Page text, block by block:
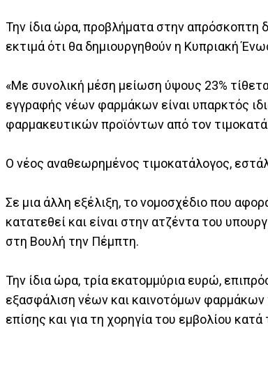
Την ίδια ώρα, προβλήματα στην απρόσκοπτη
εκτιμά ότι θα δημιουργηθούν η Κυπριακή
«Με συνολική μέση μείωση ύψους 23%
εγγραφής νέων φαρμάκων είναι υπαρκτός
φαρμακευτικών προϊόντων από τον
Ο νέος αναθεωρημένος τιμοκατάλογος,
Σε μια άλλη εξέλιξη, το νομοσχέδιο που
κατατεθεί και είναι στην ατζέντα του
στη Βουλή την Πέμπτη.
Την ίδια ώρα, τρία εκατομμύρια ευρώ,
εξασφάλιση νέων και καινοτόμων
επίσης και για τη χορηγία του εμβολίου